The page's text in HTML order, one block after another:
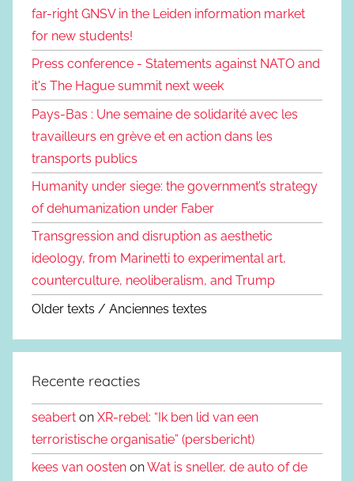
far-right GNSV in the Leiden information market
for new students!
Press conference - Statements against NATO and
it's The Hague summit next week
Pays-Bas : Une semaine de solidarité avec les
travailleurs en grève et en action dans les
transports publics
Humanity under siege: the government’s strategy
of dehumanization under Faber
Transgression and disruption as aesthetic
ideology, from Marinetti to experimental art,
counterculture, neoliberalism, and Trump
Older texts / Anciennes textes
Recente reacties
seabert on XR-rebel: “Ik ben lid van een
terroristische organisatie” (persbericht)
kees van oosten onWat is sneller, de auto of de